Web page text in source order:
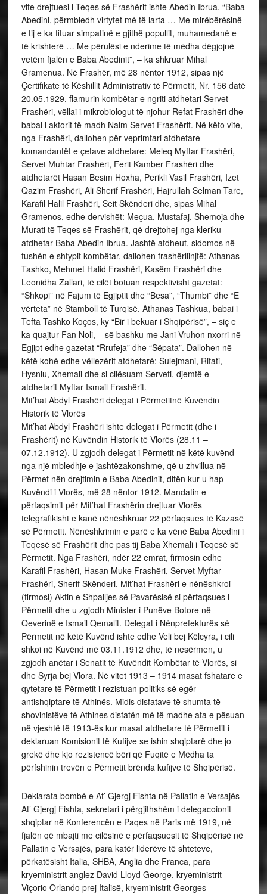
vite drejtuesi i Teqes së Frashërit ishte Abedin Ibrua. “Baba
Abedini, përmbledh virtytet më të larta … Me mirëbërësinë
e tij e ka fituar simpatinë e gjithë popullit, muhamedanë e
të krishterë … Me përulësi e nderime të mëdha dëgjojnë
vetëm fjalën e Baba Abedinit”, – ka shkruar Mihal
Gramenua. Në Frashër, më 28 nëntor 1912, sipas një
Çertifikate të Këshillit Administrativ të Përmetit, Nr. 156 datë
20.05.1929, flamurin kombëtar e ngriti atdhetari Servet
Frashëri, vëllai i mikrobiologut të njohur Refat Frashëri dhe
babai i aktorit të madh Naim Servet Frashërit. Në këto vite,
nga Frashëri, dallohen për veprimtari atdhetare
komandantët e çetave atdhetare: Meleq Myftar Frashëri,
Servet Muhtar Frashëri, Ferit Kamber Frashëri dhe
atdhetarët Hasan Besim Hoxha, Perikli Vasil Frashëri, Izet
Qazim Frashëri, Ali Sherif Frashëri, Hajrullah Selman Tare,
Karafil Halil Frashëri, Seit Skënderi dhe, sipas Mihal
Gramenos, edhe dervishët: Meçua, Mustafaj, Shemoja dhe
Murati të Teqes së Frashërit, që drejtohej nga kleriku
atdhetar Baba Abedin Ibrua. Jashtë atdheut, sidomos në
fushën e shtypit kombëtar, dallohen frashërllinjtë: Athanas
Tashko, Mehmet Halid Frashëri, Kasëm Frashëri dhe
Leonidha Zallari, të cilët botuan respektivisht gazetat:
“Shkopi” në Fajum të Egjiptit dhe “Besa”, “Thumbi” dhe “E
vërteta” në Stamboll të Turqisë. Athanas Tashkua, babai i
Tefta Tashko Koços, ky “Bir i bekuar i Shqipërisë”, – siç e
ka quajtur Fan Noli, – së bashku me Jani Vruhon nxorri në
Egjipt edhe gazetat “Rrufeja” dhe “Sëpata”. Dallohen në
këtë kohë edhe vëllezërit atdhetarë: Sulejmani, Rifati,
Hysniu, Xhemali dhe si cilësuam Serveti, djemtë e
atdhetarit Myftar Ismail Frashërit.
Mit’hat Abdyl Frashëri delegat i Përmetitnë Kuvëndin
Historik të Vlorës
Mit’hat Abdyl Frashëri ishte delegat i Përmetit (dhe i
Frashërit) në Kuvëndin Historik të Vlorës (28.11 –
07.12.1912). U zgjodh delegat i Përmetit në këtë kuvënd
nga një mbledhje e jashtëzakonshme, që u zhvillua në
Përmet nën drejtimin e Baba Abedinit, ditën kur u hap
Kuvëndi i Vlorës, më 28 nëntor 1912. Mandatin e
përfaqsimit për Mit’hat Frashërin drejtuar Vlorës
telegrafikisht e kanë nënëshkruar 22 përfaqsues të Kazasë
së Përmetit. Nënëshkrimin e parë e ka vënë Baba Abedini i
Teqesë së Frashërit dhe pas tij Baba Xhemali i Teqesë së
Përmetit. Nga Frashëri, ndër 22 emrat, firmosin edhe
Karafil Frashëri, Hasan Muke Frashëri, Servet Myftar
Frashëri, Sherif Skënderi. Mit’hat Frashëri e nënëshkroi
(firmosi) Aktin e Shpalljes së Pavarësisë si përfaqsues i
Përmetit dhe u zgjodh Minister i Punëve Botore në
Qeverinë e Ismail Qemalit. Delegat i Nënprefekturës së
Përmetit në këtë Kuvënd ishte edhe Veli bej Këlcyra, i cili
shkoi në Kuvënd më 03.11.1912 dhe, të nesërmen, u
zgjodh anëtar i Senatit të Kuvëndit Kombëtar të Vlorës, si
dhe Syrja bej Vlora. Në vitet 1913 – 1914 masat fshatare e
qytetare të Përmetit i rezistuan politiks së egër
antishqiptare të Athinës. Midis disfatave të shumta të
shovinistëve të Athines disfatën më të madhe ata e pësuan
në vjeshtë të 1913-ës kur masat atdhetare të Përmetit i
deklaruan Komisionit të Kufijve se ishin shqiptarë dhe jo
grekë dhe kjo rezistencë bëri që Fuqitë e Mëdha ta
përfshinin trevën e Përmetit brënda kufijve të Shqipërisë.
Deklarata bombë e At’ Gjergj Fishta në Pallatin e Versajës
At’ Gjergj Fishta, sekretari i përgjithshëm i delegacoionit
shqiptar në Konferencën e Paqes në Paris më 1919, në
fjalën që mbajti me cilësinë e përfaqsuesit të Shqipërisë në
Pallatin e Versajës, para katër liderëve të shteteve,
përkatësisht Italia, SHBA, Anglia dhe Franca, para
kryeministrit anglez David Lloyd George, kryeministrit
Viçorio Orlando prej Italisë, kryeministrit Georges